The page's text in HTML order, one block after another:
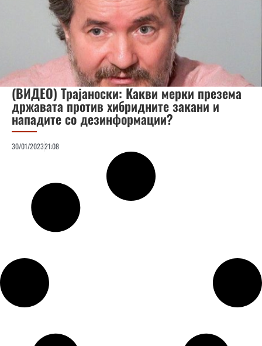
(ВИДЕО) Трајаноски: Какви мерки презема
државата против хибридните закани и
нападите со дезинформации?
30/01/202321:08